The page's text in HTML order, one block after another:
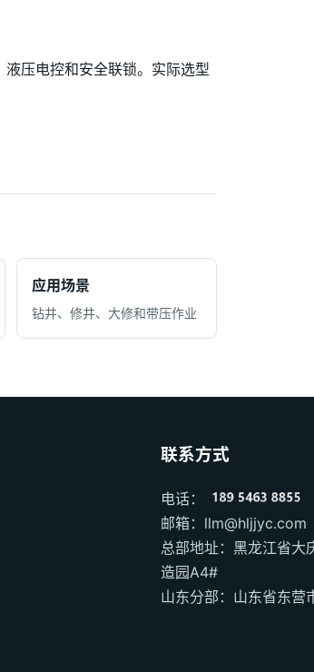
压电控和安全联锁。实际选型
应用场景
钻井、修井、大修和带压作业
联系方式
电话：
邮箱：llm@hljjyc.com
总部地址：黑龙江省大
造园A4#
山东分部：山东省东营